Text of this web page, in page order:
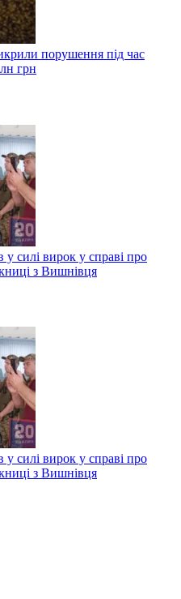
порушення під час
грн
силі вирок у справі про
з Вишнівця
силі вирок у справі про
з Вишнівця